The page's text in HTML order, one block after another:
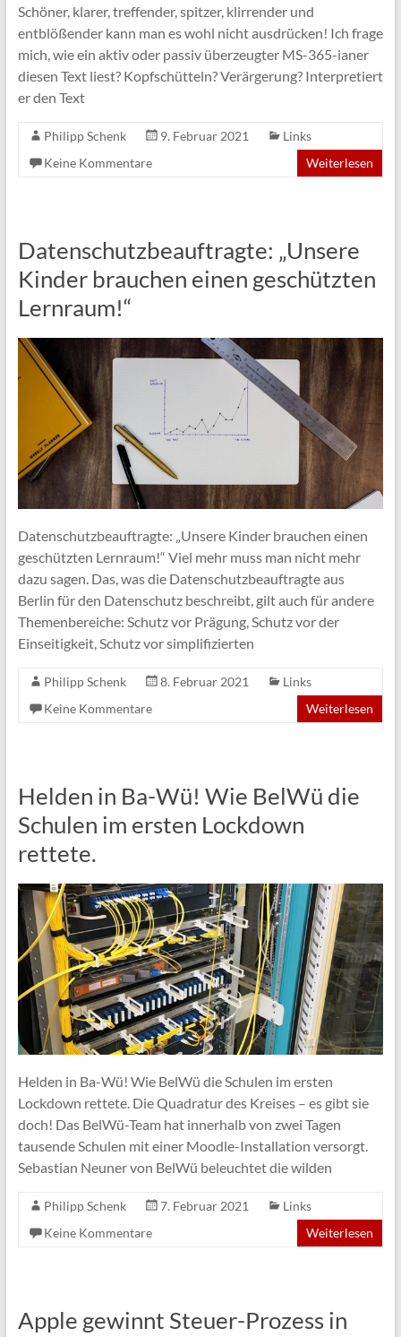
Schöner, klarer, treffender, spitzer, klirrender und
entblößender kann man es wohl nicht ausdrücken! Ich frage
mich, wie ein aktiv oder passiv überzeugter MS-365-ianer
diesen Text liest? Kopfschütteln? Verärgerung? Interpretiert
er den Text
Philipp Schenk 9. Februar 2021
Links
Keine Kommentare
Weiterlesen
Datenschutzbeauftragte: „Unsere
Kinder brauchen einen geschützten
Lernraum!“
Datenschutzbeauftragte: „Unsere Kinder brauchen einen
geschützten Lernraum!“ Viel mehr muss man nicht mehr
dazu sagen. Das, was die Datenschutzbeauftragte aus
Berlin für den Datenschutz beschreibt, gilt auch für andere
Themenbereiche: Schutz vor Prägung, Schutz vor der
Einseitigkeit, Schutz vor simplifizierten
Philipp Schenk 8. Februar 2021
Links
Keine Kommentare
Weiterlesen
Helden in Ba-Wü! Wie BelWü die
Schulen im ersten Lockdown
rettete.
Helden in Ba-Wü! Wie BelWü die Schulen im ersten
Lockdown rettete. Die Quadratur des Kreises – es gibt sie
doch! Das BelWü-Team hat innerhalb von zwei Tagen
tausende Schulen mit einer Moodle-Installation versorgt.
Sebastian Neuner von BelWü beleuchtet die wilden
Philipp Schenk 7. Februar 2021
Links
Keine Kommentare
Weiterlesen
Apple gewinnt Steuer-Prozess in